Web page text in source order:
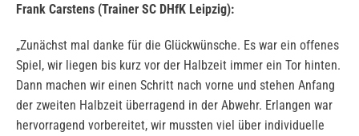
Frank Carstens (Trainer SC DHfK Leipzig):
„Zunächst mal danke für die Glückwünsche. Es war ein offenes
Spiel, wir liegen bis kurz vor der Halbzeit immer ein Tor hinten.
Dann machen wir einen Schritt nach vorne und stehen Anfang
der zweiten Halbzeit überragend in der Abwehr. Erlangen war
hervorragend vorbereitet, wir mussten viel über individuelle